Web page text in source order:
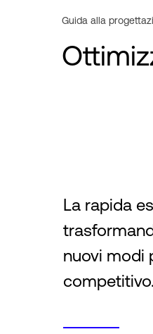
Guida alla
La rapida
nuovi modi
competitivo.